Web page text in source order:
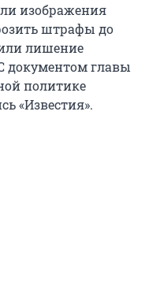
изображения
штрафы до
лишение
документом главы
политике
«Известия».